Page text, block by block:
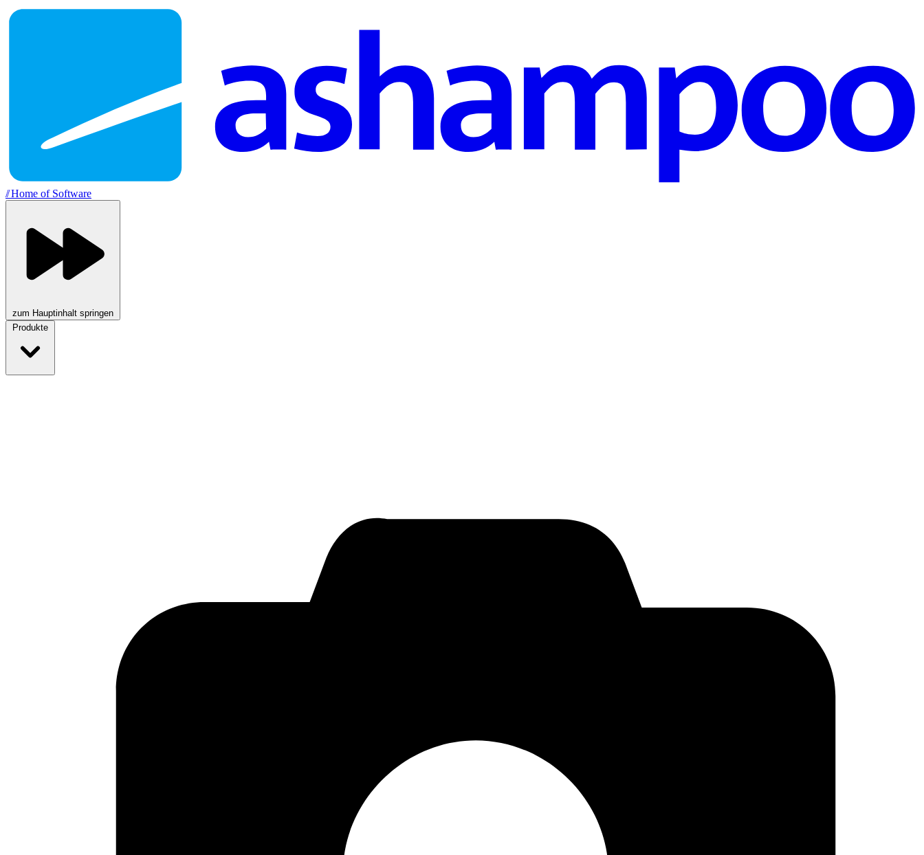
//Home of Software
zum Hauptinhalt springen
Produkte